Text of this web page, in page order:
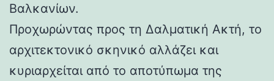
Βαλκανίων.
Προχωρώντας προς τη Δαλματική Ακτή, το
αρχιτεκτονικό σκηνικό αλλάζει και
κυριαρχείται από το αποτύπωμα της